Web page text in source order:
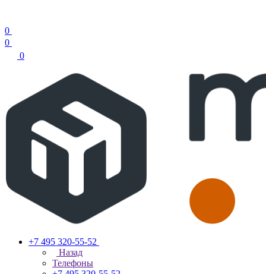
0
0
0
+7 495 320-55-52
Назад
Телефоны